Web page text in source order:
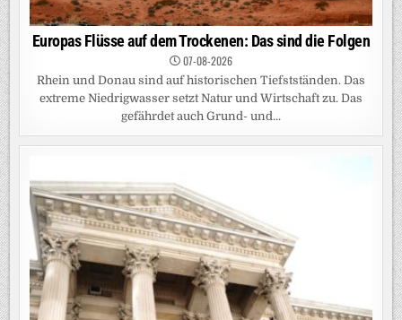
Europas Flüsse auf dem Trockenen: Das sind die Folgen
07-08-2026
Rhein und Donau sind auf historischen Tiefstständen. Das
extreme Niedrigwasser setzt Natur und Wirtschaft zu. Das
gefährdet auch Grund- und...